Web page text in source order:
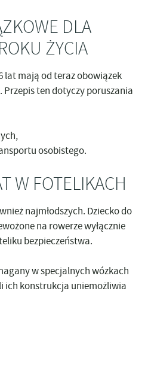
DLA
ŻYCIA
latmają od teraz obowiązek
ten dotyczy poruszania
osobistego.
W FOTELIKACH
najmłodszych. Dziecko do
na rowerze wyłącznie
bezpieczeństwa.
w specjalnych wózkach
ich konstrukcja uniemożliwia